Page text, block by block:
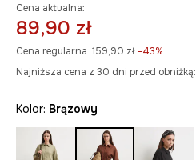
Cena aktualna:
89,90 zł
Cena regularna: 159,90 zł -43%
Najniższa cena z 30 dni przed obniżką:
Kolor: brązowy